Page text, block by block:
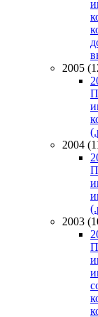
2005
2004
2003